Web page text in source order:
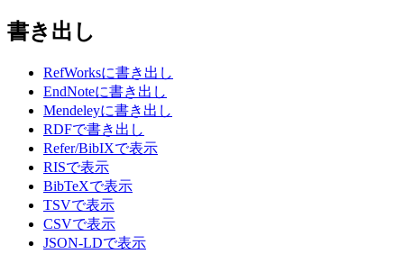
書き出し
RefWorksに書き出し
EndNoteに書き出し
Mendeleyに書き出し
RDFで書き出し
Refer/BibIXで表示
RISで表示
BibTeXで表示
TSVで表示
CSVで表示
JSON-LDで表示